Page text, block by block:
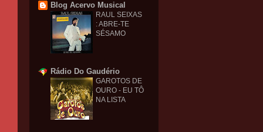
Blog Acervo Musical
RAUL SEIXAS
: ABRE-TE
SÉSAMO
Rádio Do Gaudério
GAROTOS DE
OURO - EU TÔ
NA LISTA